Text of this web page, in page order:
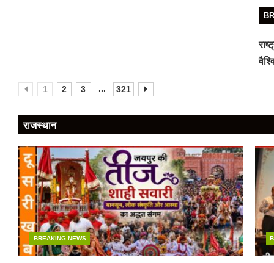
1 2 3 ... 321
राजस्थान
BREAKING NEWS